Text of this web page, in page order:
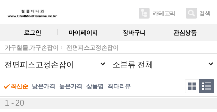
카테고리 검색
로그인 마이페이지 장바구니 관심상품
가구철물,가구손잡이 전면피스고정손잡이
최신순 낮은가격 높은가격 상품명 최다리뷰
1 - 20